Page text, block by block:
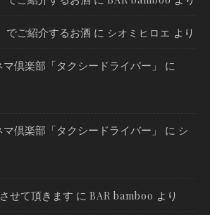
でご紹介するお酒 に シオミヒロエ より
倶楽部「タクシードライバー」 に
倶楽部「タクシードライバー」 に シ
せて頂きます に BAR bamboo より